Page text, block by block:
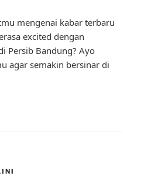
mengenai kabar terbaru
excited dengan
Persib Bandung? Ayo
agar semakin bersinar di